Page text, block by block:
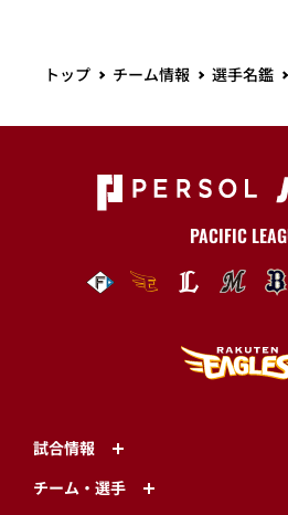
トップ チーム情報 選手名鑑
PACIFIC
試合情報
チーム・選手